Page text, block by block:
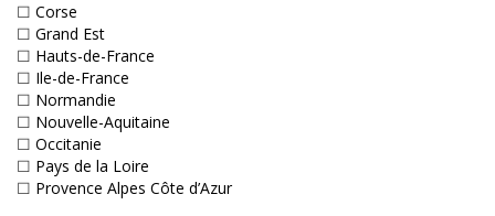
☐ Corse
☐ Grand Est
☐ Hauts-de-France
☐ Ile-de-France
☐ Normandie
☐ Nouvelle-Aquitaine
☐ Occitanie
☐ Pays de la Loire
☐ Provence Alpes Côte d’Azur